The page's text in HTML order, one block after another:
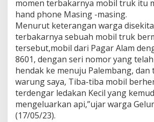
momen terbakarnya mobil truk itu
hand phone Masing -masing.
Menurut keterangan warga
terbakarnya sebuah mobil truk
tersebut,mobil dari Pagar Alam
8601, dengan seri nomor yang
hendak ke menuju Palembang, dan
warung saya, Tiba-tiba mobil
terdengar ledakan Kecil yang
mengeluarkan api,”ujar warga
(17/05/23).